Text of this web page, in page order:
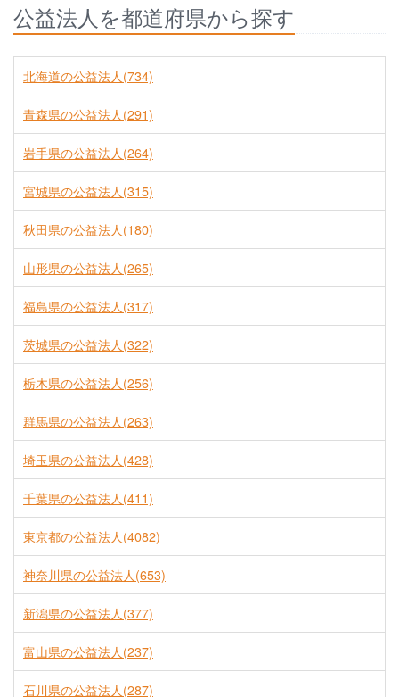
公益法人を都道府県から探す
北海道の公益法人(734)
青森県の公益法人(291)
岩手県の公益法人(264)
宮城県の公益法人(315)
秋田県の公益法人(180)
山形県の公益法人(265)
福島県の公益法人(317)
茨城県の公益法人(322)
栃木県の公益法人(256)
群馬県の公益法人(263)
埼玉県の公益法人(428)
千葉県の公益法人(411)
東京都の公益法人(4082)
神奈川県の公益法人(653)
新潟県の公益法人(377)
富山県の公益法人(237)
石川県の公益法人(287)